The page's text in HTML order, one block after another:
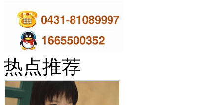
热点推荐